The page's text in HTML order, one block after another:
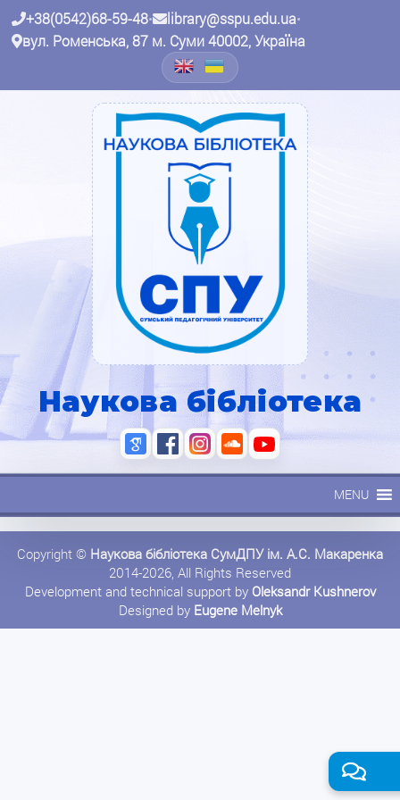
+38(0542)68-59-48• library@sspu.edu.ua•
вул. Роменська, 87 м. Суми 40002, Україна
Наукова бібліотека
MENU
Copyright © Наукова бібліотека СумДПУ ім. А.С. Макаренка
2014-2026, All Rights Reserved
Development and technical support by Oleksandr Kushnerov
Designed by Eugene Melnyk